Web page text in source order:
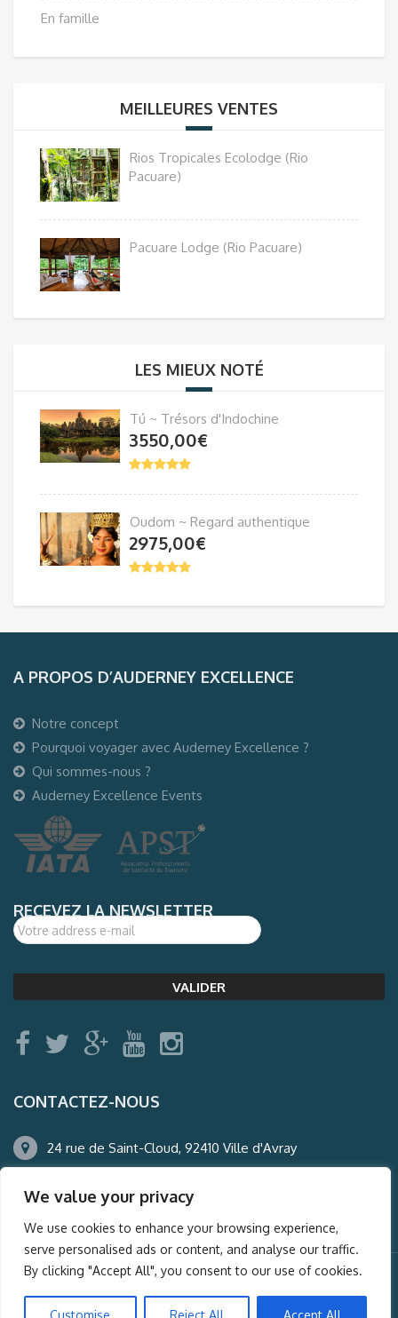
We value your privacy
We use cookies to enhance your browsing experience,
serve personalised ads or content, and analyse our traffic.
By clicking "Accept All", you consent to our use of cookies.
Customise Reject All Accept All
En famille
MEILLEURES VENTES
Rios Tropicales Ecolodge (Rio
Pacuare)
Pacuare Lodge (Rio Pacuare)
LES MIEUX NOTÉ
Tú ~ Trésors d'Indochine
3550,00€
Oudom ~ Regard authentique
2975,00€
A PROPOS D’AUDERNEY EXCELLENCE
Notre concept
Pourquoi voyager avec Auderney Excellence ?
Qui sommes-nous ?
Auderney Excellence Events
RECEVEZ LA NEWSLETTER
CONTACTEZ-NOUS
24 rue de Saint-Cloud, 92410 Ville d'Avray